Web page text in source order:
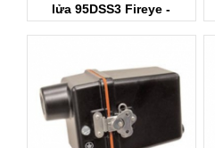
lửa 95DSS3 Fireye -